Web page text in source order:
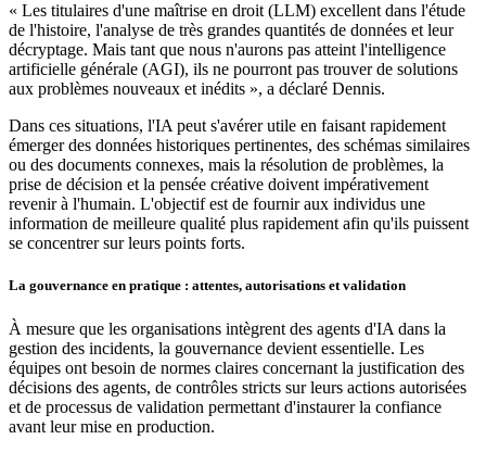
« Les titulaires d'une maîtrise en droit (LLM) excellent dans l'étude
de l'histoire, l'analyse de très grandes quantités de données et leur
décryptage. Mais tant que nous n'aurons pas atteint l'intelligence
artificielle générale (AGI), ils ne pourront pas trouver de solutions
aux problèmes nouveaux et inédits », a déclaré Dennis.
Dans ces situations, l'IA peut s'avérer utile en faisant rapidement
émerger des données historiques pertinentes, des schémas similaires
ou des documents connexes, mais la résolution de problèmes, la
prise de décision et la pensée créative doivent impérativement
revenir à l'humain. L'objectif est de fournir aux individus une
information de meilleure qualité plus rapidement afin qu'ils puissent
se concentrer sur leurs points forts.
La gouvernance en pratique : attentes, autorisations et validation
À mesure que les organisations intègrent des agents d'IA dans la
gestion des incidents, la gouvernance devient essentielle. Les
équipes ont besoin de normes claires concernant la justification des
décisions des agents, de contrôles stricts sur leurs actions autorisées
et de processus de validation permettant d'instaurer la confiance
avant leur mise en production.